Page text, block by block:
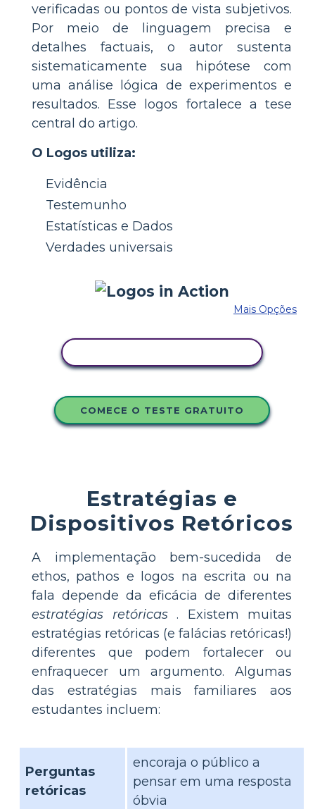
verificadas ou pontos de vista subjetivos.
Por meio de linguagem precisa e
detalhes factuais, o autor sustenta
sistematicamente sua hipótese com
uma análise lógica de experimentos e
resultados. Esse logos fortalece a tese
central do artigo.
O Logos utiliza:
Evidência
Testemunho
Estatísticas e Dados
Verdades universais
Mais Opções
COMECE O TESTE GRATUITO
Estratégias e
Dispositivos Retóricos
A implementação bem-sucedida de
ethos, pathos e logos na escrita ou na
fala depende da eficácia de diferentes
estratégias retóricas. Existem muitas
estratégias retóricas (e falácias retóricas!)
diferentes que podem fortalecer ou
enfraquecer um argumento. Algumas
das estratégias mais familiares aos
estudantes incluem:
Perguntas
retóricas
encoraja o público a
pensar em uma resposta
óbvia